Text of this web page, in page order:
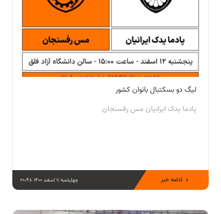
لیگ دو بسکتبال بانوان کشور
پادما یدک ایرانیان مس رفسنجان
چهارشنبه 11 اسفند 1400 20:48 ادامه خبر